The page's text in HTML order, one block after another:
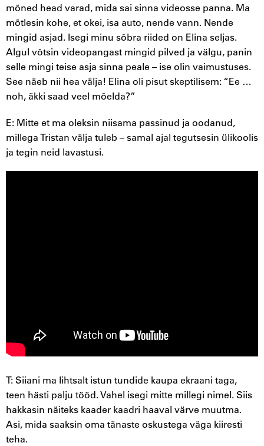
mõned head varad, mida sai sinna videosse panna. Ma
mõtlesin kohe, et okei, isa auto, nende vann. Nende
mingid asjad. Isegi minu sõbra riided on Elina seljas.
Algul võtsin videopangast mingid pilved ja välgu, panin
selle mingi teise asja sinna peale – ise olin vaimustuses.
See näeb nii hea välja! Elina oli pisut skeptilisem: “Ee …
noh, äkki saad veel mõelda?”
E: Mitte et ma oleksin niisama passinud ja oodanud,
millega Tristan välja tuleb – samal ajal tegutsesin ülikoolis
ja tegin neid lavastusi.
T: Siiani ma lihtsalt istun tundide kaupa ekraani taga,
teen hästi palju tööd. Vahel isegi mitte millegi nimel. Siis
hakkasin näiteks kaader kaadri haaval värve muutma.
Asi, mida saaksin oma tänaste oskustega väga kiiresti
teha.